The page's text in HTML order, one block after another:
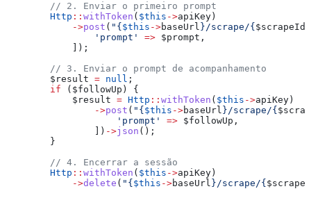
        // 2. Enviar o primeiro prompt
        Http
:: withToken ( $this ->apiKey )
            ->
post ( "{ $this ->baseUrl }/scrape/{ $scrapeId
                'prompt'
=> $prompt ,
            ]);
        // 3. Enviar o prompt de acompanhamento
        $result
= null ;
        if
( $followUp ) {
            $result
= Http :: withToken ( $this ->apiKey )
                ->
post ( "{ $this ->baseUrl }/scrape/{
                    'prompt'
=> $followUp ,
                ])
->json ();
        }
        // 4. Encerrar a sessão
        Http
:: withToken ( $this ->apiKey )
            ->
delete ( "{ $this ->baseUrl }/scrape/{